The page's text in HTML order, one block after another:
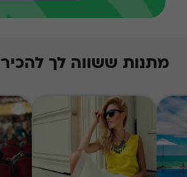
מתנות ששווה לך להכיר